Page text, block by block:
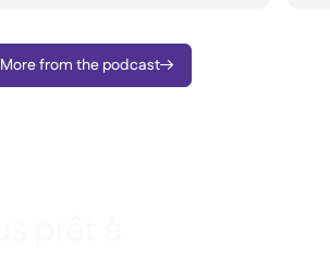
More from the podcast